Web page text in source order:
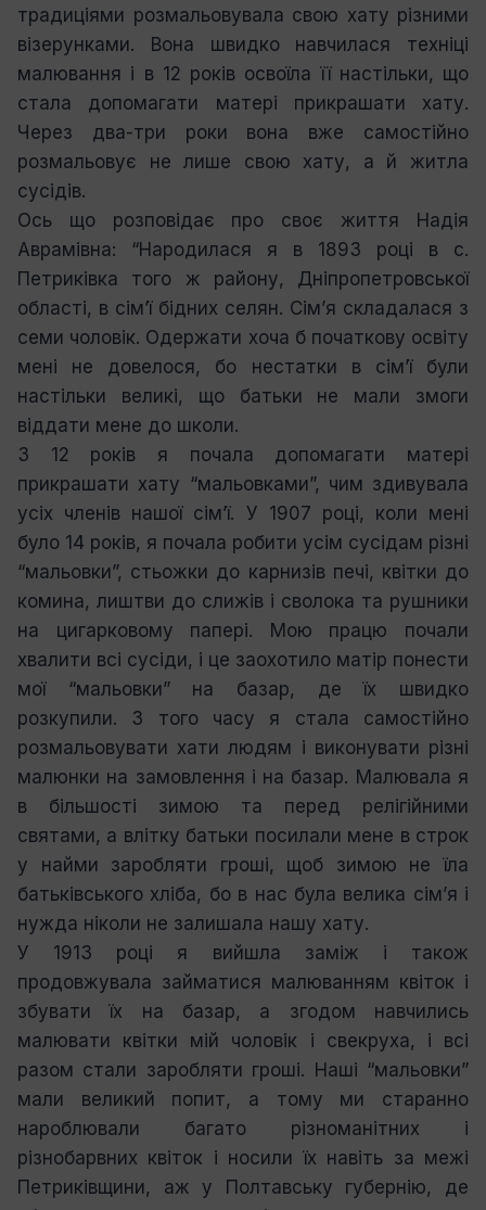
традиціями розмальовувала свою хату різними
візерунками. Вона швидко навчилася техніці
малювання і в 12 років освоїла її настільки, що
стала допомагати матері прикрашати хату.
Через два-три роки вона вже самостійно
розмальовує не лише свою хату, а й житла
сусідів.
Ось що розповідає про своє життя Надія
Аврамівна: “Народилася я в 1893 році в с.
Петриківка того ж району, Дніпропетровської
області, в сім’ї бідних селян. Сім’я складалася з
семи чоловік. Одержати хоча б початкову освіту
мені не довелося, бо нестатки в сім’ї були
настільки великі, що батьки не мали змоги
віддати мене до школи.
З 12 років я почала допомагати матері
прикрашати хату “мальовками”, чим здивувала
усіх членів нашої сім’ї. У 1907 році, коли мені
було 14 років, я почала робити усім сусідам різні
“мальовки”, стьожки до карнизів печі, квітки до
комина, лиштви до слижів і сволока та рушники
на цигарковому папері. Мою працю почали
хвалити всі сусіди, і це заохотило матір понести
мої “мальовки” на базар, де їх швидко
розкупили. З того часу я стала самостійно
розмальовувати хати людям і виконувати різні
малюнки на замовлення і на базар. Малювала я
в більшості зимою та перед релігійними
святами, а влітку батьки посилали мене в строк
у найми заробляти гроші, щоб зимою не їла
батьківського хліба, бо в нас була велика сім’я і
нужда ніколи не залишала нашу хату.
У 1913 році я вийшла заміж і також
продовжувала займатися малюванням квіток і
збувати їх на базар, а згодом навчились
малювати квітки мій чоловік і свекруха, і всі
разом стали заробляти гроші. Наші “мальовки”
мали великий попит, а тому ми старанно
нароблювали багато різноманітних і
різнобарвних квіток і носили їх навіть за межі
Петриківщини, аж у Полтавську губернію, де